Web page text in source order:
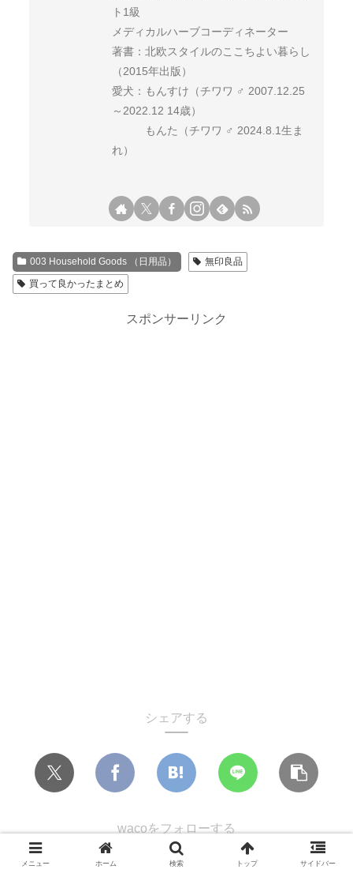
ト1級
メディカルハーブコーディネーター
著書：北欧スタイルのここちよい暮らし
（2015年出版）
愛犬：もんすけ（チワワ ♂ 2007.12.25
～2022.12 14歳）
もんた（チワワ ♂ 2024.8.1生ま
れ）
003 Household Goods （日用品）
無印良品
買って良かったまとめ
スポンサーリンク
シェアする
wacoをフォローする
メニュー ホーム 検索 トップ サイドバー